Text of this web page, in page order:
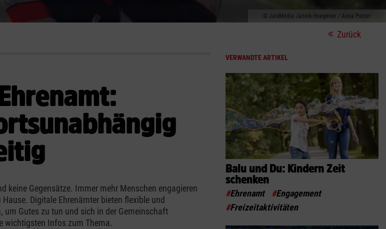
JaixMedia Jannik Hoegener / Anna Pelzer
Zurück
keine Gegensätze. Immer mehr Menschen engagieren
Digitale Ehrenämter bieten flexible und
um Gutes zu tun und sich in der Gemeinschaft
wichtigsten Infos zum Thema.
VERWANDTE ARTIKEL
Balu und Du: Kindern Zeit
schenken
#Ehrenamt #Engagement
#Freizeitaktivitäten